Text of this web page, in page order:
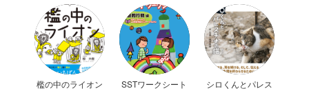
檻の中のライオン
SSTワークシート
シロくんとパレス